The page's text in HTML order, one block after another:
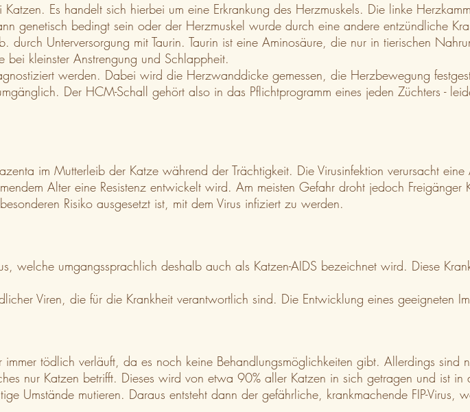
Es handelt sich hierbei um eine Erkrankung des Herzmuskels. Die linke
genetisch bedingt sein oder der Herzmuskel wurde durch eine andere entzündliche
Unterversorgung mit Taurin. Taurin ist eine Aminosäure, die nur in tierischen
kleinster Anstrengung und Schlappheit.
werden. Dabei wird die Herzwanddicke gemessen, die Herzbewegung
Der HCM-Schall gehört also in das Pflichtprogramm eines jeden Züchters -
im Mutterleib der Katze während der Trächtigkeit. Die Virusinfektion verursacht
Alter eine Resistenz entwickelt wird. Am meisten Gefahr droht jedoch
Risiko ausgesetzt ist, mit dem Virus infiziert zu werden.
welche umgangssprachlich deshalb auch als Katzen-AIDS bezeichnet wird. Diese
Viren, die für die Krankheit verantwortlich sind. Die Entwicklung eines geeigneten
tödlich verläuft, da es noch keine Behandlungsmöglichkeiten gibt. Allerdings sind
nur Katzen betrifft. Dieses wird von etwa 90% aller Katzen in sich getragen und ist
Umstände mutieren. Daraus entsteht dann der gefährliche, krankmachende FIP-